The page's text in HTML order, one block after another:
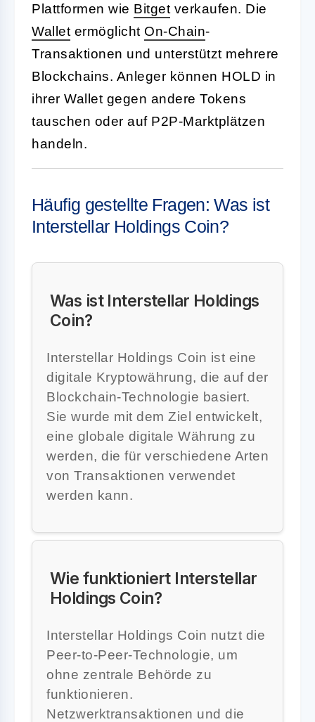
Plattformen wie Bitget verkaufen. Die
Wallet ermöglicht On-Chain-
Transaktionen und unterstützt mehrere
Blockchains. Anleger können HOLD in
ihrer Wallet gegen andere Tokens
tauschen oder auf P2P-Marktplätzen
handeln.
Häufig gestellte Fragen: Was ist
Interstellar Holdings Coin?
Was ist Interstellar Holdings
Coin?
Interstellar Holdings Coin ist eine
digitale Kryptowährung, die auf der
Blockchain-Technologie basiert.
Sie wurde mit dem Ziel entwickelt,
eine globale digitale Währung zu
werden, die für verschiedene Arten
von Transaktionen verwendet
werden kann.
Wie funktioniert Interstellar
Holdings Coin?
Interstellar Holdings Coin nutzt die
Peer-to-Peer-Technologie, um
ohne zentrale Behörde zu
funktionieren.
Netzwerktransaktionen und die